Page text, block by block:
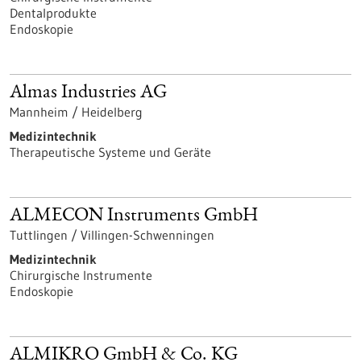
Dentalprodukte
Endoskopie
Almas Industries AG
Mannheim / Heidelberg
Medizintechnik
Therapeutische Systeme und Geräte
ALMECON Instruments GmbH
Tuttlingen / Villingen-Schwenningen
Medizintechnik
Chirurgische Instrumente
Endoskopie
ALMIKRO GmbH & Co. KG